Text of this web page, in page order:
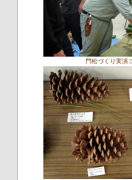
門松づくり実演